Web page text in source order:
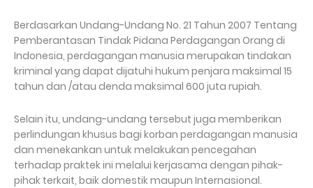
Berdasarkan Undang-Undang No. 21 Tahun 2007 Tentang
Pemberantasan Tindak Pidana Perdagangan Orang di
Indonesia, perdagangan manusia merupakan tindakan
kriminal yang dapat dijatuhi hukum penjara maksimal 15
tahun dan /atau denda maksimal 600 juta rupiah.
Selain itu, undang-undang tersebut juga memberikan
perlindungan khusus bagi korban perdagangan manusia
dan menekankan untuk melakukan pencegahan
terhadap praktek ini melalui kerjasama dengan pihak-
pihak terkait, baik domestik maupun Internasional.